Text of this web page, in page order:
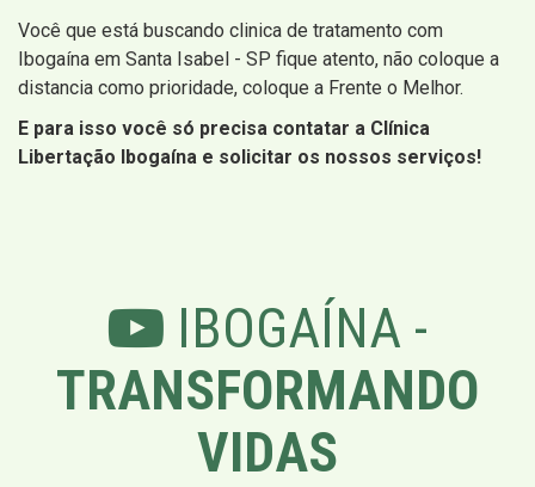
Você que está buscando clinica de tratamento com
Ibogaína em Santa Isabel - SP fique atento, não coloque a
distancia como prioridade, coloque a Frente o Melhor.
E para isso você só precisa contatar a Clínica
Libertação Ibogaína e solicitar os nossos serviços!
IBOGAÍNA -
TRANSFORMANDO
VIDAS